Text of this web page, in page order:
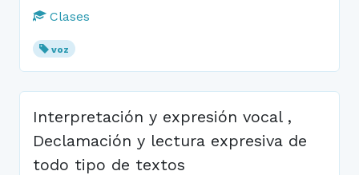
Clases
voz
Interpretación y expresión vocal ,
Declamación y lectura expresiva de
todo tipo de textos